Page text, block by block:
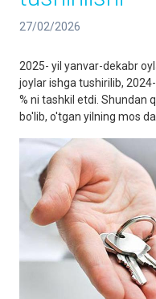
27/02/2026
2025- yil yanvar-dekabr
joylar ishga tushirilib,
% ni tashkil etdi. Shundan
bo'lib, o'tgan yilning mos